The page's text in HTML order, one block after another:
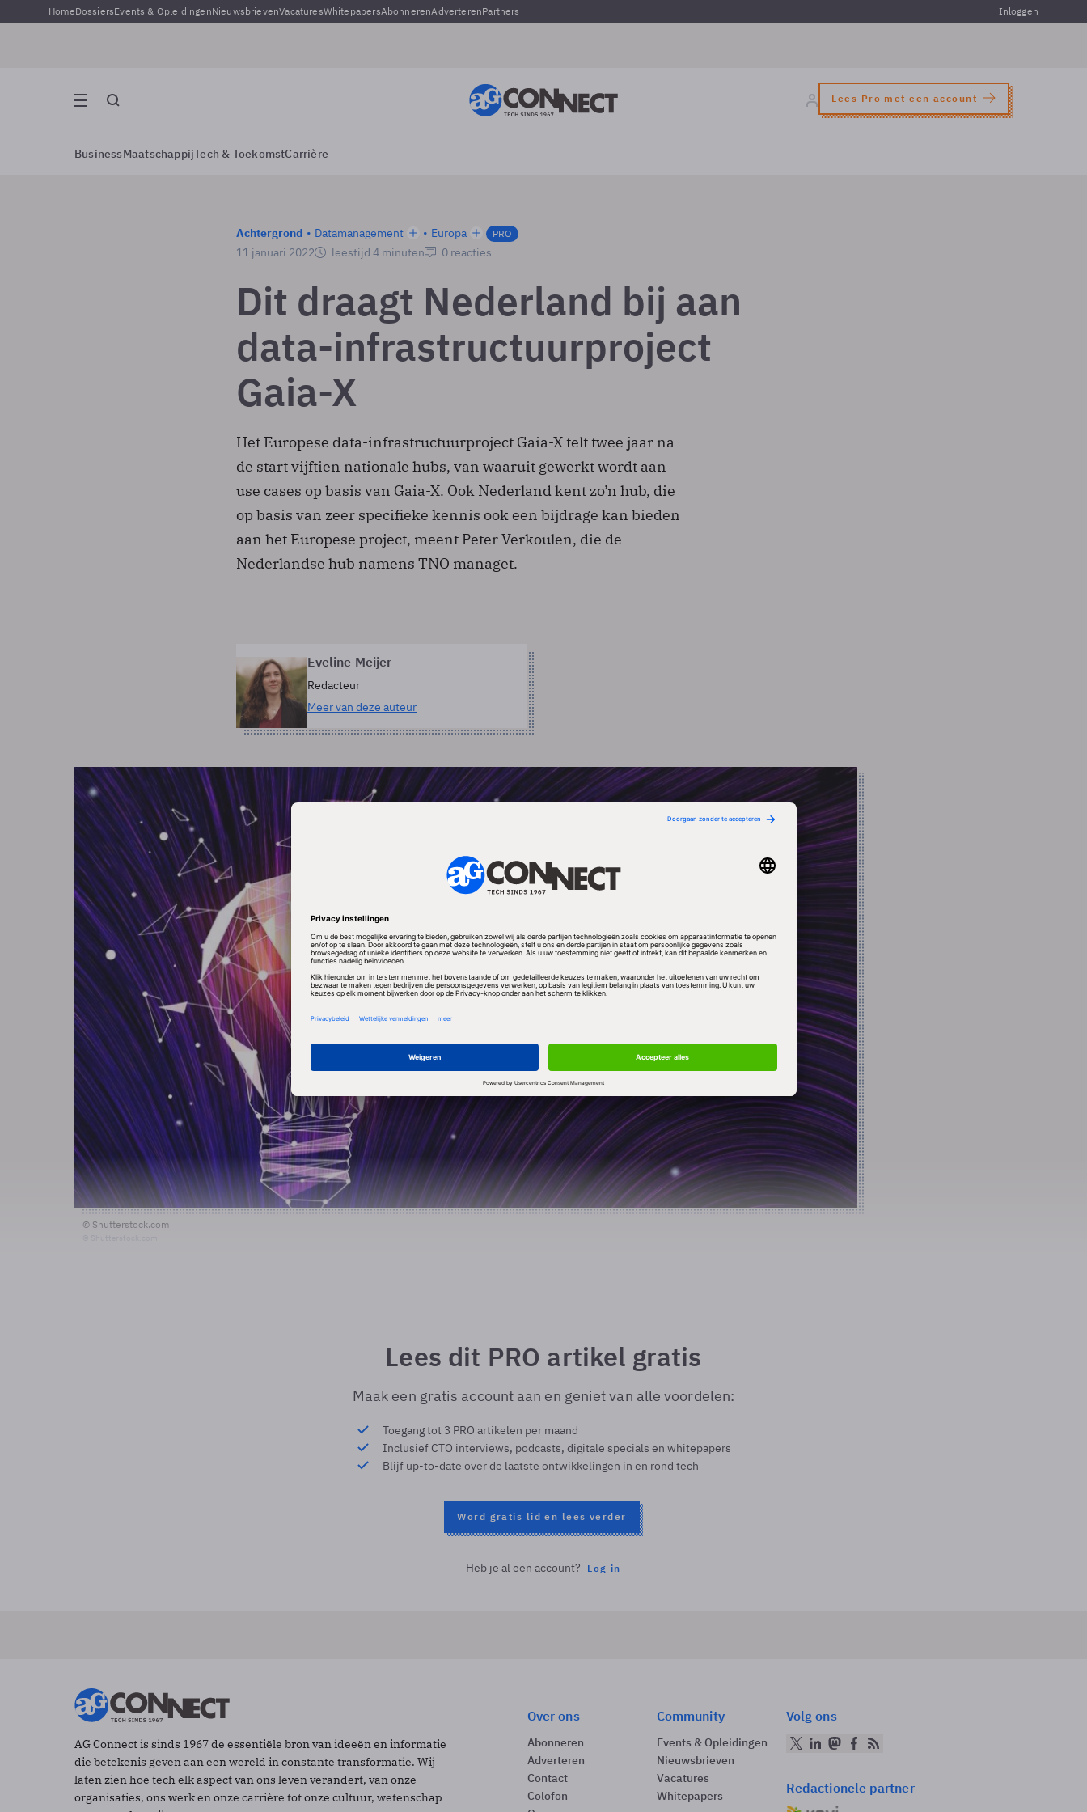
HomeDossiersEvents & OpleidingenNieuwsbrievenVacaturesWhitepapersAbonnerenAdverterenPartners Inloggen
Lees Pro met een account
BusinessMaatschappijTech & ToekomstCarrière
Achtergrond Datamanagement Europa PRO
11 januari 2022 leestijd 4 minuten 0 reacties
Dit draagt Nederland bij aan
data-infrastructuurproject
Gaia-X
Het Europese data-infrastructuurproject Gaia-X telt twee jaar na
de start vijftien nationale hubs, van waaruit gewerkt wordt aan
use cases op basis van Gaia-X. Ook Nederland kent zo’n hub, die
op basis van zeer specifieke kennis ook een bijdrage kan bieden
aan het Europese project, meent Peter Verkoulen, die de
Nederlandse hub namens TNO managet.
Eveline Meijer
Redacteur
Meer van deze auteur
© Shutterstock.com
Lees dit PRO artikel gratis
Maak een gratis account aan en geniet van alle voordelen:
Toegang tot 3 PRO artikelen per maand
Inclusief CTO interviews, podcasts, digitale specials en whitepapers
Blijf up-to-date over de laatste ontwikkelingen in en rond tech
Word gratis lid en lees verder
Heb je al een account? Log in
AG Connect is sinds 1967 de essentiële bron van ideeën en informatie
die betekenis geven aan een wereld in constante transformatie. Wij
laten zien hoe tech elk aspect van ons leven verandert, van onze
organisaties, ons werk en onze carrière tot onze cultuur, wetenschap
Over ons
Abonneren
Adverteren
Contact
Colofon
Community
Events & Opleidingen
Nieuwsbrieven
Vacatures
Whitepapers
Volg ons
Redactionele partner